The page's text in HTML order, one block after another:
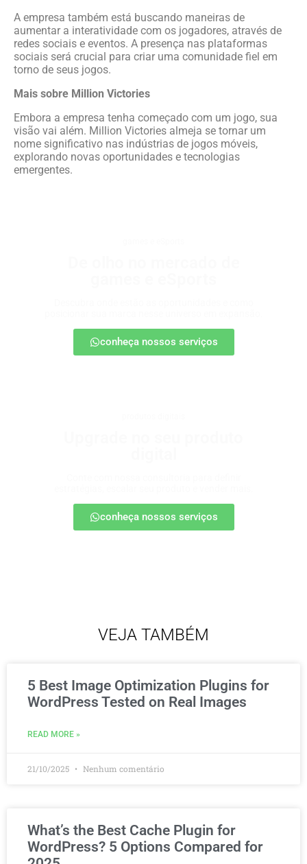
A empresa também está buscando maneiras de
aumentar a interatividade com os jogadores, através de
redes sociais e eventos. A presença nas plataformas
sociais será crucial para criar uma comunidade fiel em
torno de seus jogos.
Mais sobre Million Victories
Embora a empresa tenha começado com um jogo, sua
visão vai além. Million Victories almeja se tornar um
nome significativo nas indústrias de jogos móveis,
explorando novas oportunidades e tecnologias
emergentes.
conheça nossos serviços
conheça nossos serviços
VEJA TAMBÉM
5 Best Image Optimization Plugins for
WordPress Tested on Real Images
READ MORE »
21/10/2025 Nenhum comentário
What’s the Best Cache Plugin for
WordPress? 5 Options Compared for